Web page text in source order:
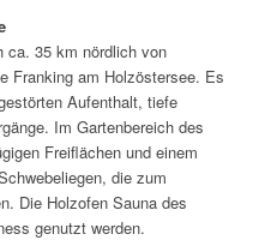
ca. 35 km nördlich von
Franking am Holzöstersee. Es
Aufenthalt, tiefe
Im Gartenbereich des
Freiflächen und einem
die zum
Die Holzofen Sauna des
genutzt werden.